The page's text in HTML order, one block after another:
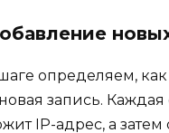
определяем, как
запись. Каждая
IP-адрес, а затем